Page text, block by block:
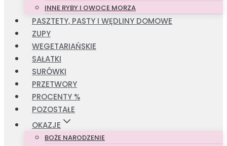
INNE RYBY I OWOCE MORZA
PASZTETY, PASTY I WĘDLINY DOMOWE
ZUPY
WEGETARIAŃSKIE
SAŁATKI
SURÓWKI
PRZETWORY
PROCENTY %
POZOSTAŁE
OKAZJE
BOŻE NARODZENIE